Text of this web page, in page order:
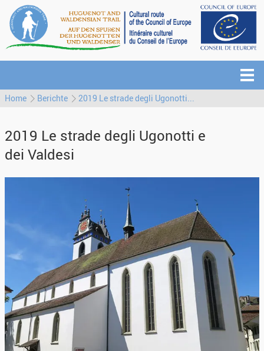
Home Berichte 2019 Le strade degli Ugonotti...
2019 Le strade degli Ugonotti e
dei Valdesi